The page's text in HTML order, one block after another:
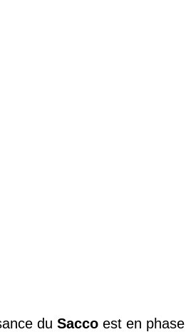
du Sacco est en phase